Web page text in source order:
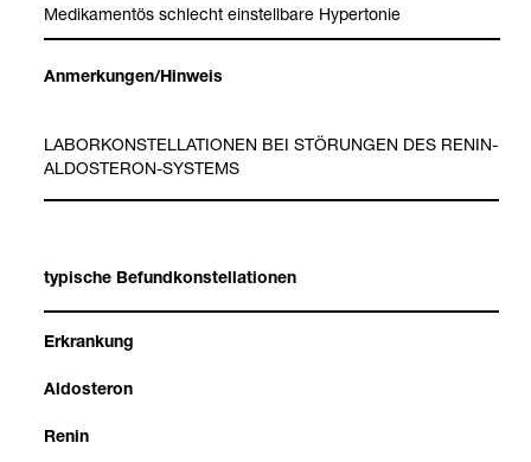
Medi­ka­men­tös schlecht ein­stell­bare Hyper­to­nie
Anmer­kun­gen/Hin­weis
LABOR­KON­STEL­LA­TIO­NEN BEI STÖ­RUN­GEN DES RENIN-​
ALDOS­TE­RON-​SYS­TEMS
typi­sche Befund­kon­stel­la­tio­nen
Erkran­kung
Aldos­te­ron
Renin